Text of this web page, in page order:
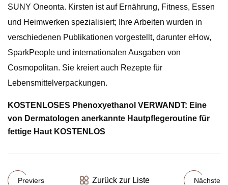
SUNY Oneonta. Kirsten ist auf Ernährung, Fitness, Essen
und Heimwerken spezialisiert; Ihre Arbeiten wurden in
verschiedenen Publikationen vorgestellt, darunter eHow,
SparkPeople und internationalen Ausgaben von
Cosmopolitan. Sie kreiert auch Rezepte für
Lebensmittelverpackungen.
KOSTENLOSES Phenoxyethanol VERWANDT: Eine
von Dermatologen anerkannte Hautpflegeroutine für
fettige Haut KOSTENLOS
Previers Zurück zur Liste Nächste